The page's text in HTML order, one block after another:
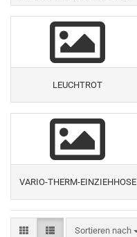
LEUCHTROT
VARIO-THERM-EINZIEHHOSE
Sortieren nach
Sortieren nach